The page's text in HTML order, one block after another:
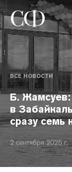
ВСЕ НОВОСТИ
Б.
в
сразу семь
2 сентября 2025 г.